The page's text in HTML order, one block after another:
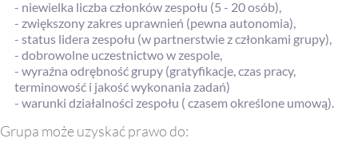
- niewielka liczba członków zespołu (5 - 20 osób),
- zwiększony zakres uprawnień (pewna autonomia),
- status lidera zespołu (w partnerstwie z członkami grupy),
- dobrowolne uczestnictwo w zespole,
- wyraźna odrębność grupy (gratyfikacje, czas pracy,
terminowość i jakość wykonania zadań)
- warunki działalności zespołu ( czasem określone umową).
Grupa może uzyskać prawo do: